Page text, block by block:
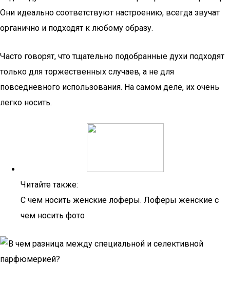
Они идеально соответствуют настроению, всегда звучат
органично и подходят к любому образу.
Часто говорят, что тщательно подобранные духи подходят
только для торжественных случаев, а не для
повседневного использования. На самом деле, их очень
легко носить.
Читайте также:
С чем носить женские лоферы. Лоферы женские с
чем носить фото